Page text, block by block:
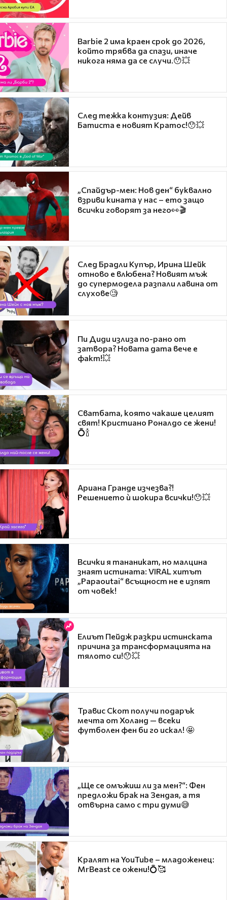
Barbie 2 има краен срок до 2026,
който трябва да спази, иначе
никога няма да се случи.😯💥
След тежка контузия: Дейв
Батиста е новият Кратос!😯💥
„Спайдър-мен: Нов ден“ буквално
взриви кината у нас – ето защо
всички говорят за него👀🎬
След Брадли Купър, Ирина Шейк
отново е влюбена? Новият мъж
до супермодела разпали лавина от
слухове🧐
Пи Диди излиза по-рано от
затвора? Новата дата вече е
факт!💥
Сватбата, която чакаше целият
свят! Кристиано Роналдо се жени!
💍🍾
Ариана Гранде изчезва?!
Решението ѝ шокира всички!😯💥
Всички я тананикат, но малцина
знаят истината: VIRAL хитът
„Papaoutai“ всъщност не е изпят
от човек!
Елиът Пейдж разкри истинската
причина за трансформацията на
тялото си!😯💥
Травис Скот получи подарък
мечта от Холанд — всеки
футболен фен би го искал! 🤩
„Ще се омъжиш ли за мен?“: Фен
предложи брак на Зендая, а тя
отвърна само с три думи😅
Кралят на YouTube – младоженец:
MrBeast се ожени!💍🥰